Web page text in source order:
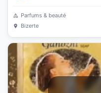
Parfums & beauté
Bizerte